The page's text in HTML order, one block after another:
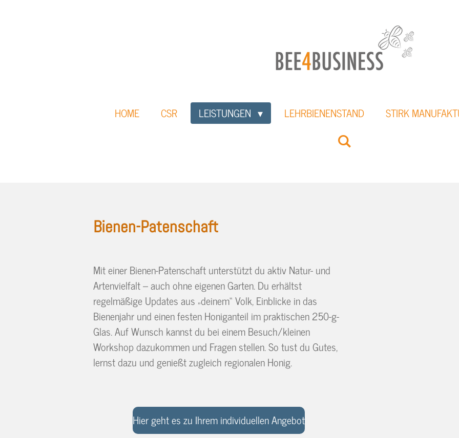
HOME CSR LEISTUNGEN LEHRBIENENSTAND STIRK
Bienen-Patenschaft
Mit einer Bienen-Patenschaft unterstützt du aktiv Natur- und
Artenvielfalt – auch ohne eigenen Garten. Du erhältst
regelmäßige Updates aus „deinem“ Volk, Einblicke in das
Bienenjahr und einen festen Honiganteil im praktischen 250-g-
Glas. Auf Wunsch kannst du bei einem Besuch/kleinen
Workshop dazukommen und Fragen stellen. So tust du Gutes,
lernst dazu und genießt zugleich regionalen Honig.
Hier geht es zu Ihrem individuellen Angebot